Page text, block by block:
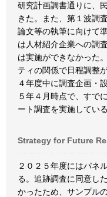
研究計画調書通りに、
きた。また、第１波調
論文等の執筆に向けて
は人材紹介企業への調
は実施ができなかった
ティの関係で日程調整
４年度中に調査企画・
５年４月時点で、すで
ート調査を実施している
Strategy for Future
２０２５年度にはパネ
る。追跡調査に同意し
かったため、サンプル